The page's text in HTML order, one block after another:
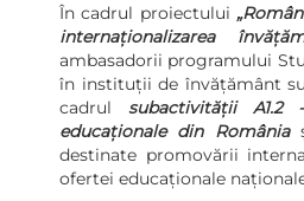
În cadrul proiectului
internaționalizarea
ambasadorii programului
în instituții de învățământ
cadrul subactivității
educaționale din România
destinate promovării
ofertei educaționale